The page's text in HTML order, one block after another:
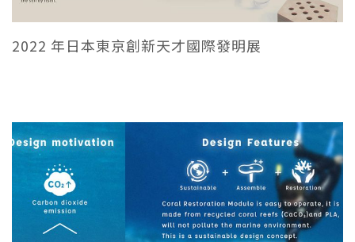
2022 年日本東京創新天才國際發明展